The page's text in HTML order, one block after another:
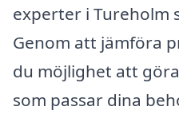
experter i Tureholm
Genom att jämföra
du möjlighet att
som passar dina